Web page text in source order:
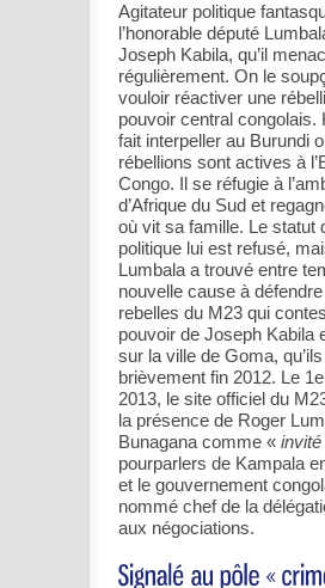
Agitateur politique
l’honorable député
Joseph Kabila, qu’il
régulièrement. On le
vouloir réactiver une
pouvoir central congolais.
fait interpeller au Burundi
rébellions sont actives à
Congo. Il se réfugie à
d’Afrique du Sud et
où vit sa famille. Le statut
politique lui est refusé,
Lumbala a trouvé entre
nouvelle cause à
rebelles du M23 qui
pouvoir de Joseph Kabila
sur la ville de Goma,
brièvement fin 2012. Le
2013, le site officiel du
la présence de Roger
Bunagana comme « invité
pourparlers de Kampala
et le gouvernement
nommé chef de la
aux négociations.